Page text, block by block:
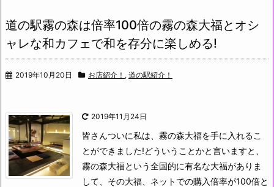
道の駅霧の森は倍率100倍の霧の森大福とオシ
ャレな和カフェで和を存分に楽しめる!
2019年10月20日 お店紹介！ , 道の駅紹介！
2019年11月24日
皆さんついに私は、霧の森大福を手に入れるこ
とができました!どういうことかと言いますと、
霧の森大福という全国的に有名な大福がありま
して、その大福、ネットでの購入倍率が100倍と